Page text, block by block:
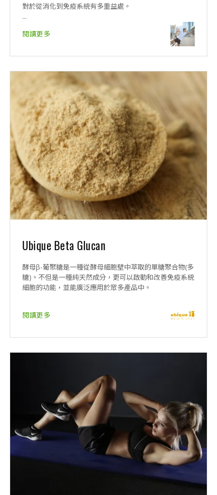
對於從消化到免疫系統有多重益處。
...
閱讀更多
Ubique Beta Glucan
酵母β-葡聚糖是一種從酵母細胞壁中萃取的單糖聚合物(多
糖)。不但是一種純天然成分，更可以啟動和改善免疫系統
細胞的功能，並能廣泛應用於眾多產品中。
閱讀更多